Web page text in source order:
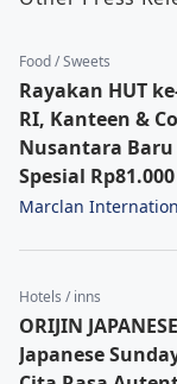
Food / Sweets
Rayakan HUT
RI, Kanteen &
Nusantara
Spesial Rp81.000
Marclan
Hotels / inns
ORIJIN
Japanese